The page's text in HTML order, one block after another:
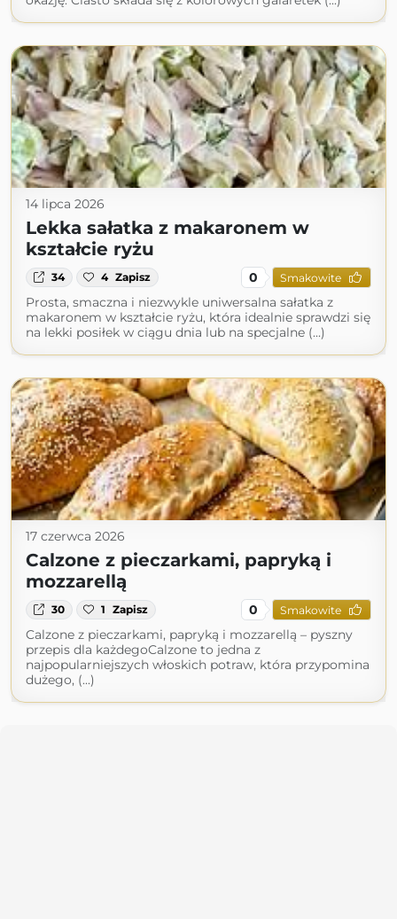
14 lipca 2026
Lekka sałatka z makaronem w
kształcie ryżu
34 4 Zapisz 0 Smakowite
Prosta, smaczna i niezwykle uniwersalna sałatka z
makaronem w kształcie ryżu, która idealnie sprawdzi się
na lekki posiłek w ciągu dnia lub na specjalne (...)
17 czerwca 2026
Calzone z pieczarkami, papryką i
mozzarellą
30 1 Zapisz 0 Smakowite
Calzone z pieczarkami, papryką i mozzarellą – pyszny
przepis dla każdegoCalzone to jedna z
najpopularniejszych włoskich potraw, która przypomina
dużego, (...)